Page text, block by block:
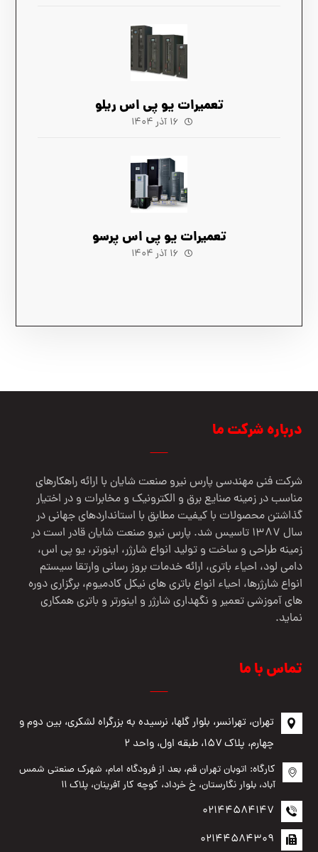
تعمیرات یو پی اس ریلو
۱۶ آذر ۱۴۰۴
تعمیرات یو پی اس پرسو
۱۶ آذر ۱۴۰۴
درباره شرکت ما
شرکت فنی مهندسي پارس نيرو صنعت شایان با ارائه راهکارهای
مناسب در زمینه صنایع برق و الکترونیک و مخابرات و در اختیار
گذاشتن محصولات با کیفیت مطابق با استانداردهای جهانی در
سال 1387 تاسیس شد. پارس نیرو صنعت شایان قادر است در
زمینه طراحی و ساخت و تولید انواع شارژر، اینورتر، یو پی اس،
دامی لود، احیاء باتری، ارائه خدمات بروز رسانی وارتقا سیستم
انواع شارژرها، احیاء انواع باتری های نیکل کادمیوم، برگزاری دوره
های آموزشی تعمیر و نگهداری شارژر و اینورتر و باتری همکاری
نماید.
تماس با ما
تهران، تهرانسر، بلوار گلها، نرسیده به بزرگراه لشکری، بین دوم و
چهارم، پلاک ۱۵۷، طبقه اول، واحد ۲
کارگاه: اتوبان تهران قم، بعد از فرودگاه امام، شهرک صنعتی شمس
آباد، بلوار نگارستان، خ خرداد، کوچه کار آفرینان، پلاک ۱۱
02144584147
02144584309